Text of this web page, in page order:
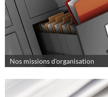
Nos missions d'organisation